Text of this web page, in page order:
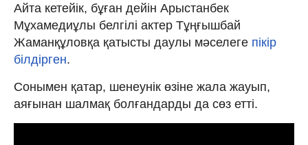
Айта кетейік, бұған дейін Арыстанбек
Мұхамедиұлы белгілі актер Тұңғышбай
Жаманқұловқа қатысты даулы мәселеге пікір
білдірген.
Сонымен қатар, шенеунік өзіне жала жауып,
аяғынан шалмақ болғандарды да сөз етті.